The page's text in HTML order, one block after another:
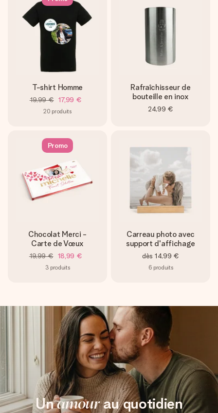
T-shirt Homme
19,99 € 17,99 €
20 produits
Rafraîchisseur de
bouteille en inox
24,99 €
Promo
Chocolat Merci -
Carte de Vœux
19,99 € 18,99 €
3 produits
Carreau photo avec
support d'affichage
dès 14,99 €
6 produits
Unamourau quotidien